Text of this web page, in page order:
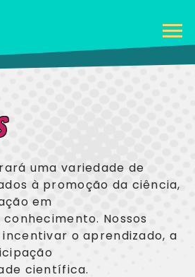
uma variedade de
à promoção da ciência,
em
Nossos
o aprendizado, a
científica.